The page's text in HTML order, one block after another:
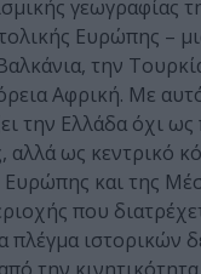
γεωγραφίας
Ευρώπης –
την
Αφρική. Με
την Ελλάδα όχι ως
αλλά ως κεντρικό
Ευρώπης και της
που
πλέγμα ιστορικών